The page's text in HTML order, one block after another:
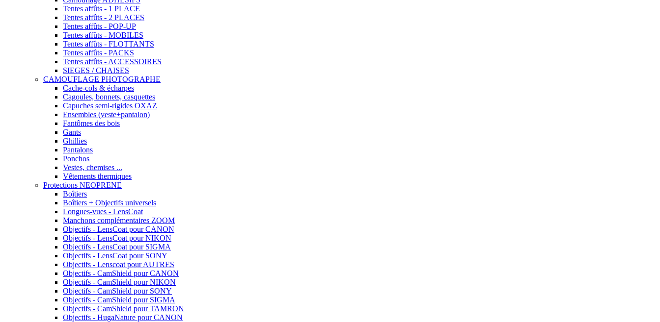
Tentes affûts - 1 PLACE
Tentes affûts - 2 PLACES
Tentes affûts - POP-UP
Tentes affûts - MOBILES
Tentes affûts - FLOTTANTS
Tentes affûts - PACKS
Tentes affûts - ACCESSOIRES
SIEGES / CHAISES
CAMOUFLAGE PHOTOGRAPHE
Cache-cols & écharpes
Cagoules, bonnets, casquettes
Capuches semi-rigides OXAZ
Ensembles (veste+pantalon)
Fantômes des bois
Gants
Ghillies
Pantalons
Ponchos
Vestes, chemises ...
Vêtements thermiques
Protections NEOPRENE
Boîtiers
Boîtiers + Objectifs universels
Longues-vues - LensCoat
Manchons complémentaires ZOOM
Objectifs - LensCoat pour CANON
Objectifs - LensCoat pour NIKON
Objectifs - LensCoat pour SIGMA
Objectifs - LensCoat pour SONY
Objectifs - Lenscoat pour AUTRES
Objectifs - CamShield pour CANON
Objectifs - CamShield pour NIKON
Objectifs - CamShield pour SONY
Objectifs - CamShield pour SIGMA
Objectifs - CamShield pour TAMRON
Objectifs - HugaNature pour CANON